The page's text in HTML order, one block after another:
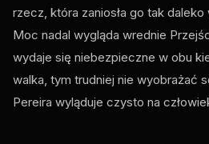
rzecz, która zaniosła go tak
Moc nadal wygląda wrednie
wydaje się niebezpieczne w obu
walka, tym trudniej nie wyobrażać
Pereira wyląduje czysto na